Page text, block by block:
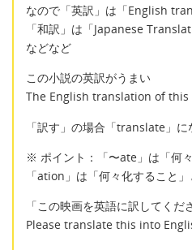
なので「英訳」は「English
「和訳」は「Japanese
などなど
この小説の英訳がうまい
The English translation of this
「訳す」の場合「translate」に
※ ポイント：「〜ate」は「何
「ation」は「何々化すること」
「この映画を英語に訳してくだ
Please translate this into